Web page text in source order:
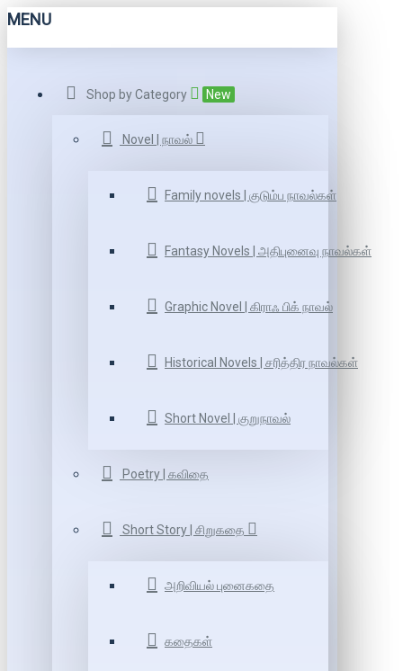
MENU
Shop by Category New
Novel | நாவல்
Family novels | குடும்ப நாவல்கள்
Fantasy Novels | அதிபுனைவு நாவல்கள்
Graphic Novel | கிராஃ பிக் நாவல்
Historical Novels | சரித்திர நாவல்கள்
Short Novel | குறுநாவல்
Poetry | கவிதை
Short Story | சிறுகதை
அறிவியல் புனைகதை
கதைகள்